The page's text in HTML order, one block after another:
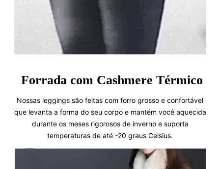
Forrada com Cashmere Térmico
Nossas leggings são feitas com forro grosso e confortável
que levanta a forma do seu corpo e mantém você aquecida
durante os meses rigorosos de inverno e suporta
temperaturas de até -20 graus Celsius.